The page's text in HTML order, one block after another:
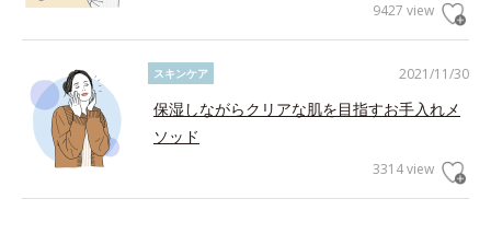
9427 view
2021/11/30
スキンケア
保湿しながらクリアな肌を目指すお手入れメ
ソッド
3314 view